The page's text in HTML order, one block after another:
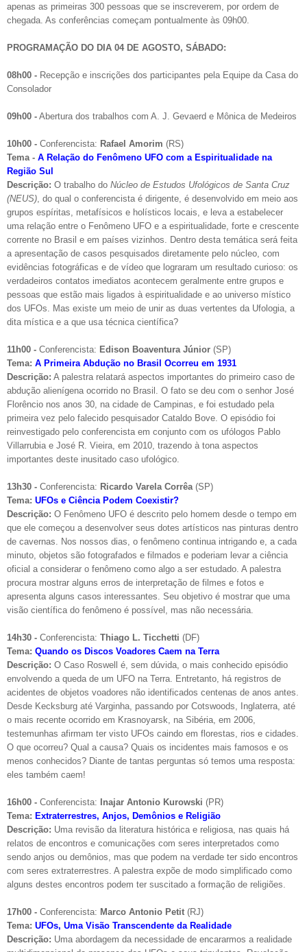
apenas as primeiras 300 pessoas que se inscreverem, por ordem de
chegada. As conferências começam pontualmente às 09h00.
PROGRAMAÇÃO DO DIA 04 DE AGOSTO, SÁBADO:
08h00 - Recepção e inscrições dos participantes pela Equipe da Casa do
Consolador
09h00 - Abertura dos trabalhos com A. J. Gevaerd e Mônica de Medeiros
10h00 - Conferencista: Rafael Amorim (RS)
Tema - A Relação do Fenômeno UFO com a Espiritualidade na
Região Sul
Descrição: O trabalho do Núcleo de Estudos Ufológicos de Santa Cruz
(NEUS) , do qual o conferencista é dirigente, é desenvolvido em meio aos
grupos espíritas, metafísicos e holísticos locais, e leva a estabelecer
uma relação entre o Fenômeno UFO e a espiritualidade, forte e crescente
corrente no Brasil e em países vizinhos. Dentro desta temática será feita
a apresentação de casos pesquisados diretamente pelo núcleo, com
evidências fotográficas e de vídeo que lograram um resultado curioso: os
verdadeiros contatos imediatos acontecem geralmente entre grupos e
pessoas que estão mais ligados à espiritualidade e ao universo místico
dos UFOs. Mas existe um meio de unir as duas vertentes da Ufologia, a
dita mística e a que usa técnica científica?
11h00 - Conferencista: Edison Boaventura Júnior (SP)
Tema: A Primeira Abdução no Brasil Ocorreu em 1931
Descrição: A palestra relatará aspectos importantes do primeiro caso de
abdução alienígena ocorrido no Brasil. O fato se deu com o senhor José
Florêncio nos anos 30, na cidade de Campinas, e foi estudado pela
primeira vez pelo falecido pesquisador Cataldo Bove. O episódio foi
reinvestigado pelo conferencista em conjunto com os ufólogos Pablo
Villarrubia e José R. Vieira, em 2010, trazendo à tona aspectos
importantes deste inusitado caso ufológico.
13h30 - Conferencista: Ricardo Varela Corrêa (SP)
Tema: UFOs e Ciência Podem Coexistir?
Descrição: O Fenômeno UFO é descrito pelo homem desde o tempo em
que ele começou a desenvolver seus dotes artísticos nas pinturas dentro
de cavernas. Nos nossos dias, o fenômeno continua intrigando e, a cada
minuto, objetos são fotografados e filmados e poderiam levar a ciência
oficial a considerar o fenômeno como algo a ser estudado. A palestra
procura mostrar alguns erros de interpretação de filmes e fotos e
apresenta alguns casos interessantes. Seu objetivo é mostrar que uma
visão científica do fenômeno é possível, mas não necessária.
14h30 - Conferencista: Thiago L. Ticchetti (DF)
Tema: Quando os Discos Voadores Caem na Terra
Descrição: O Caso Roswell é, sem dúvida, o mais conhecido episódio
envolvendo a queda de um UFO na Terra. Entretanto, há registros de
acidentes de objetos voadores não identificados centenas de anos antes.
Desde Kecksburg até Varginha, passando por Cotswoods, Inglaterra, até
o mais recente ocorrido em Krasnoyarsk, na Sibéria, em 2006,
testemunhas afirmam ter visto UFOs caindo em florestas, rios e cidades.
O que ocorreu? Qual a causa? Quais os incidentes mais famosos e os
menos conhecidos? Diante de tantas perguntas só temos uma resposta:
eles também caem!
16h00 - Conferencista: Inajar Antonio Kurowski (PR)
Tema: Extraterrestres, Anjos, Demônios e Religião
Descrição: Uma revisão da literatura histórica e religiosa, nas quais há
relatos de encontros e comunicações com seres interpretados como
sendo anjos ou demônios, mas que podem na verdade ter sido encontros
com seres extraterrestres. A palestra expõe de modo simplificado como
alguns destes encontros podem ter suscitado a formação de religiões.
17h00 - Conferencista: Marco Antonio Petit (RJ)
Tema: UFOs, Uma Visão Transcendente da Realidade
Descrição: Uma abordagem da necessidade de encararmos a realidade